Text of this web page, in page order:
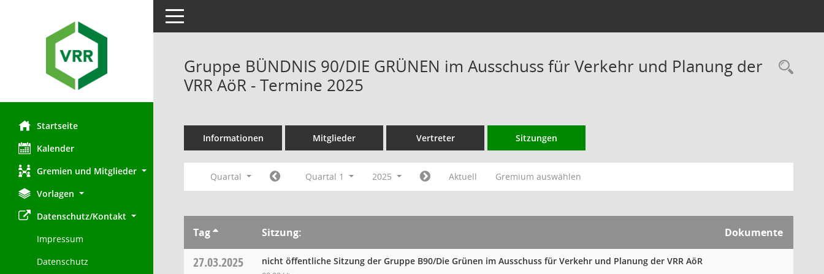
Startseite
Kalender
Gremien und Mitglieder
Vorlagen
Datenschutz/Kontakt
Impressum
Datenschutz
Toggle navigation
Gruppe BÜNDNIS 90/DIE GRÜNEN im Ausschuss für Verkehr und Planung der
VRR AöR - Termine 2025
Informationen Mitglieder Vertreter Sitzungen
Quartal Quartal 1 2025 Aktuell Gremium auswählen
Tag Sitzung: Dokumente
27.03.2025 nicht öffentliche Sitzung der Gruppe B90/Die Grünen im Ausschuss für Verkehr und Planung der VRR AöR